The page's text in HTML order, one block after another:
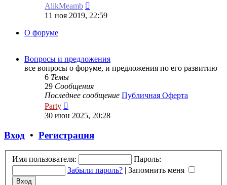
AlikMeamb
к
11 ноя 2019, 22:59
О форуме
Вопросы и предложения
все вопросы о форуме, и предложения по его развитию
6 Темы
29 Сообщения
Последнее сообщение Публичная Оферта
Party
к
последнему
30 июн 2025, 20:28
Вход • Регистрация
Имя пользователя:
Пароль:
Забыли пароль? | Запомнить меня